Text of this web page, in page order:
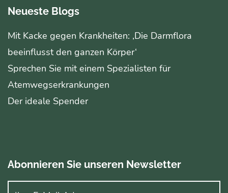
Neueste Blogs
Mit Kacke gegen Krankheiten: ‚Die Darmflora
beeinflusst den ganzen Körper‘
Sprechen Sie mit einem Spezialisten für
Atemwegserkrankungen
Der ideale Spender
Abonnieren Sie unseren Newsletter